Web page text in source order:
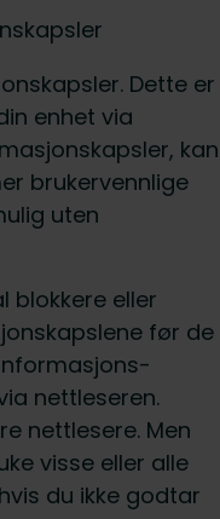
Dette er
enhet via
kan
brukervennlige
uten
blokkere eller
før de
nettleseren.
nettlesere. Men
visse eller alle
du ikke godtar